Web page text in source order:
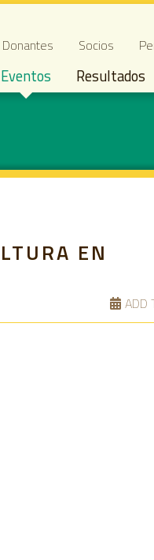
navigation
Donantes Socios
Eventos Resultados
EN
ADD